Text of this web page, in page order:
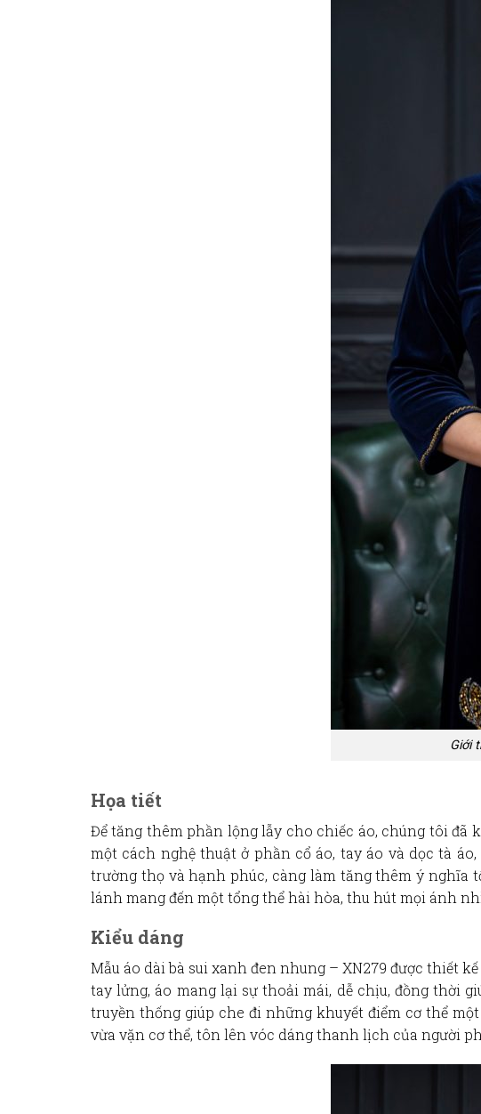
Giới
Họa tiết
Để tăng thêm phần lộng lẫy cho chiếc áo, chúng tôi đã
một cách nghệ thuật ở phần cổ áo, tay áo và dọc tà áo
trường thọ và hạnh phúc, càng làm tăng thêm ý nghĩa
lánh mang đến một tổng thể hài hòa, thu hút mọi ánh
Kiểu dáng
Mẫu áo dài bà sui xanh đen nhung – XN279 được thiết
tay lửng, áo mang lại sự thoải mái, dễ chịu, đồng thời
truyền thống giúp che đi những khuyết điểm cơ thể
vừa vặn cơ thể, tôn lên vóc dáng thanh lịch của người